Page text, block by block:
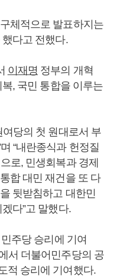
체적으로 발표하지는
다고 전했다.
이재명 정부의 개혁
, 국민 통합을 이루는
당의 첫 원대로서 부
“내란종식과 헌정질
로, 민생회복과 경제
합 대민 재건을 또 다
뒷받침하고 대한민
다”고 말했다.
주당 승리에 기여
서 더불어민주당의 공
적 승리에 기여했다.